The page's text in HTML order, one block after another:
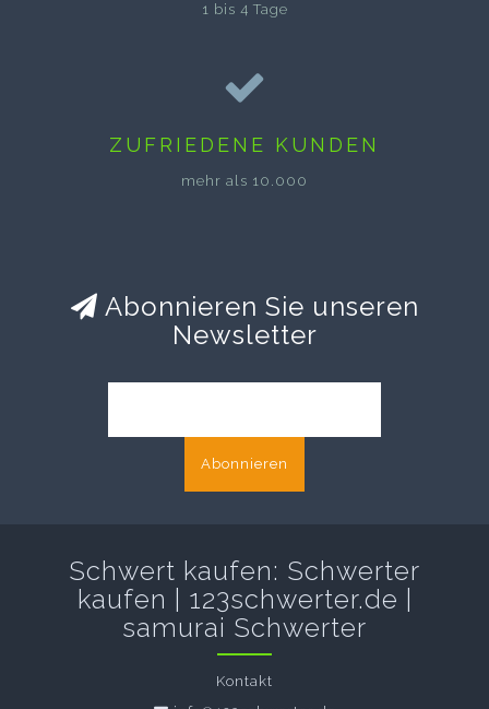
1 bis 4 Tage
ZUFRIEDENE KUNDEN
mehr als 10.000
Abonnieren Sie unseren
Newsletter
Abonnieren
Schwert kaufen: Schwerter
kaufen | 123schwerter.de |
samurai Schwerter
Kontakt